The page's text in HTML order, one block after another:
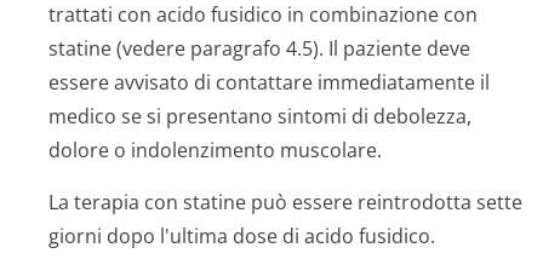
trattati con acido fusidico in combinazione con
statine (vedere paragrafo 4.5). Il paziente deve
essere avvisato di contattare immediatamente il
medico se si presentano sintomi di debolezza,
dolore o indolenzimento muscolare.
La terapia con statine può essere reintrodotta sette
giorni dopo l'ultima dose di acido fusidico.